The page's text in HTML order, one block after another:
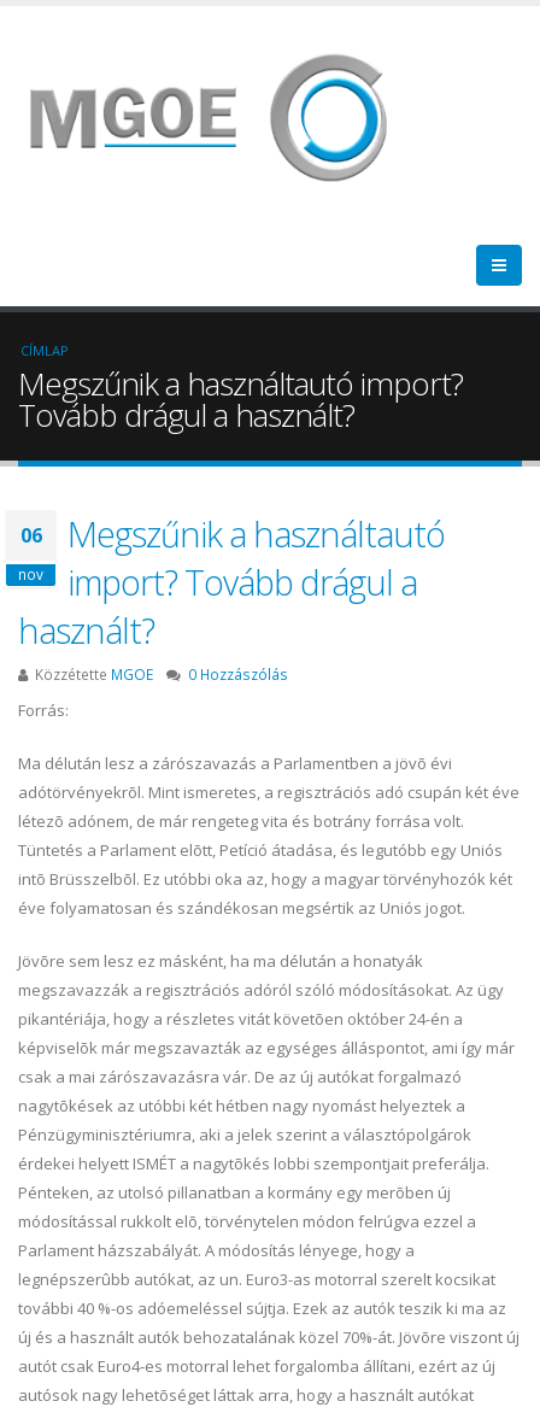
CÍMLAP
Megszűnik a használtautó import?
Tovább drágul a használt?
06
nov
Megszűnik a használtautó
import? Tovább drágul a
használt?
Közzétette MGOE 0 Hozzászólás
Forrás:
Ma délután lesz a zárószavazás a Parlamentben a jövõ évi
adótörvényekrõl. Mint ismeretes, a regisztrációs adó csupán két éve
létezõ adónem, de már rengeteg vita és botrány forrása volt.
Tüntetés a Parlament elõtt, Petíció átadása, és legutóbb egy Uniós
intõ Brüsszelbõl. Ez utóbbi oka az, hogy a magyar törvényhozók két
éve folyamatosan és szándékosan megsértik az Uniós jogot.
Jövõre sem lesz ez másként, ha ma délután a honatyák
megszavazzák a regisztrációs adóról szóló módosításokat. Az ügy
pikantériája, hogy a részletes vitát követõen október 24-én a
képviselõk már megszavazták az egységes álláspontot, ami így már
csak a mai zárószavazásra vár. De az új autókat forgalmazó
nagytõkések az utóbbi két hétben nagy nyomást helyeztek a
Pénzügyminisztériumra, aki a jelek szerint a választópolgárok
érdekei helyett ISMÉT a nagytõkés lobbi szempontjait preferálja.
Pénteken, az utolsó pillanatban a kormány egy merõben új
módosítással rukkolt elõ, törvénytelen módon felrúgva ezzel a
Parlament házszabályát. A módosítás lényege, hogy a
legnépszerûbb autókat, az un. Euro3-as motorral szerelt kocsikat
további 40 %-os adóemeléssel sújtja. Ezek az autók teszik ki ma az
új és a használt autók behozatalának közel 70%-át. Jövõre viszont új
autót csak Euro4-es motorral lehet forgalomba állítani, ezért az új
autósok nagy lehetõséget láttak arra, hogy a használt autókat